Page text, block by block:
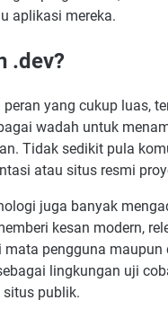
aplikasi mereka.
.dev?
yang cukup luas,
wadah untuk
Tidak sedikit pula
atau situs resmi
juga banyak
kesan modern,
pengguna
lingkungan uji
publik.